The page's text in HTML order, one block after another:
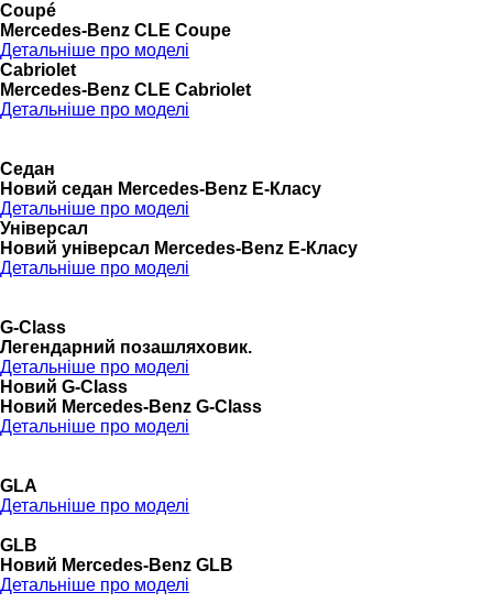
Coupé
Mercedes-Benz CLE Coupe
Детальніше про моделі
Cabriolet
Mercedes-Benz CLE Cabriolet
Детальніше про моделі
Седан
Новий седан Mercedes-Benz Е-Класу
Детальніше про моделі
Універсал
Новий універсал Mercedes-Benz E-Класу
Детальніше про моделі
G-Class
Легендарний позашляховик.
Детальніше про моделі
Новий G-Class
Новий Mercedes-Benz G-Class
Детальніше про моделі
GLA
Детальніше про моделі
GLB
Новий Mercedes-Benz GLB
Детальніше про моделі